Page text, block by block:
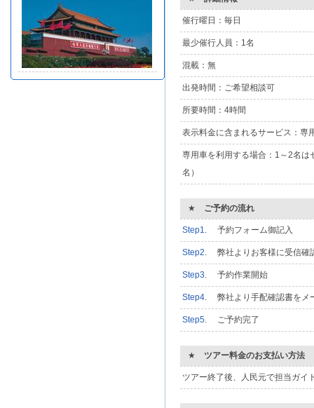
催行曜日：毎日
最少催行人員：1名
混載：無
出発時間：ご希望相談可
所要時間：4時間
表示料金に含まれるサービス：専
専用車を利用する場合：1～2名
名）
★ ご予約の流れ
Step1. 予約フォーム御記入
Step2. 弊社よりお客様に受信確
Step3. 予約作業開始
Step4. 弊社より手配確認書をメ
Step5. ご予約完了
★ ツアー料金のお支払い方法
ツアー終了後、人民元で担当ガイ